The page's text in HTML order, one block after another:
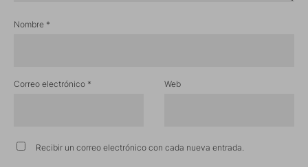
Nombre *
Correo electrónico * Web
Recibir un correo electrónico con cada nueva entrada.